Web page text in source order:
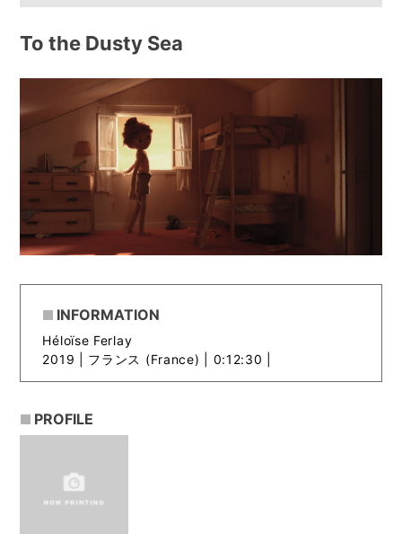
To the Dusty Sea
INFORMATION
Héloïse Ferlay
2019 | フランス (France) | 0:12:30 |
PROFILE